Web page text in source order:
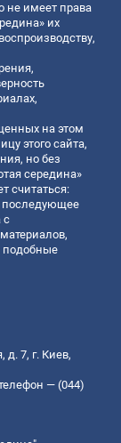
не имеет права
их
на этом
этого сайта,
но без
середина»
считаться:
последующее
с
подобные
7, г. Киев,
— (044)